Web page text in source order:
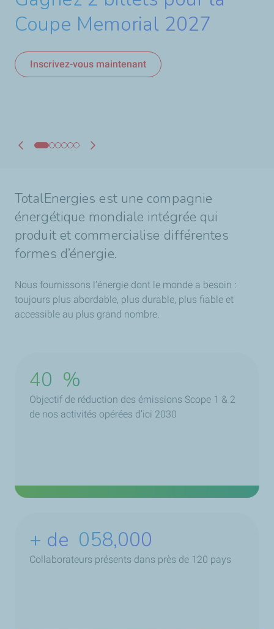
Coupe Memorial 2027
Inscrivez-vous maintenant
au WEC 2026 á Austin
Inscrivez-vous maintenant
zoom sur le 24H du Mans
En savoir plus
Ensemble pour faire
avancer le hockey
frontières
En savoir plus
TotalEnergies est une compagnie
énergétique mondiale intégrée qui
produit et commercialise différentes
formes d’énergie.
Nous fournissons l’énergie dont le monde a besoin :
toujours plus abordable, plus durable, plus fiable et
accessible au plus grand nombre.
40 %
Objectif de réduction des émissions Scope 1 & 2
de nos activités opérées d’ici 2030
+ de 076,000
Collaborateurs présents dans près de 120 pays